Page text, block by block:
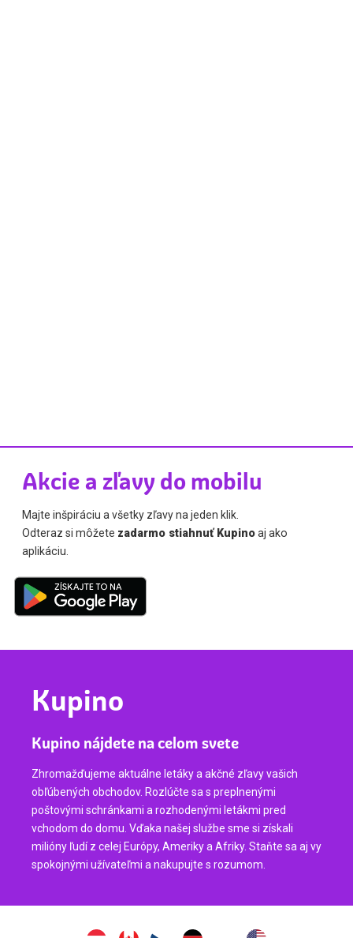
Akcie a zľavy do mobilu
Majte inšpiráciu a všetky zľavy na jeden klik.
Odteraz si môžete zadarmo stiahnuť Kupinoaj ako
aplikáciu.
Kupino
Kupino nájdete na celom svete
Zhromažďujeme aktuálne letáky a akčné zľavy vašich
obľúbených obchodov. Rozlúčte sa s preplnenými
poštovými schránkami a rozhodenými letákmi pred
vchodom do domu. Vďaka našej službe sme si získali
milióny ľudí z celej Európy, Ameriky a Afriky. Staňte sa aj vy
spokojnými užívateľmi a nakupujte s rozumom.